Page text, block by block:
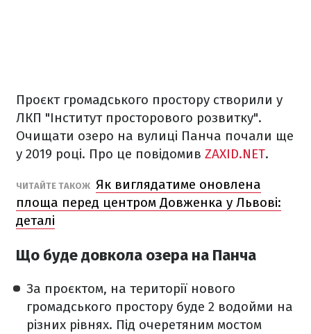
Проєкт громадського простору створили у
ЛКП "Інститут просторового розвитку".
Очищати озеро на вулиці Панча почали ще
у 2019 році. Про це повідомив ZAXID.NET.
ЧИТАЙТЕ ТАКОЖ Як виглядатиме оновлена
площа перед центром Довженка у Львові:
деталі
Що буде довкола озера на Панча
За проєктом, на території нового
громадського простору буде 2 водойми на
різних рівнях. Під очеретяним мостом